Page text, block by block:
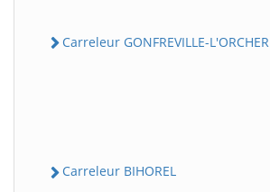
Carreleur GONFREVILLE-L'ORCHER
Carreleur BIHOREL